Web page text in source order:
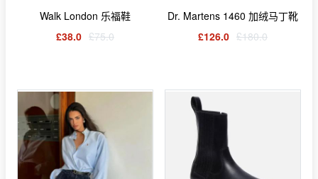
Walk London 乐福鞋
£38.0 £75.0
Dr. Martens 1460 加绒马丁靴
£126.0 £180.0